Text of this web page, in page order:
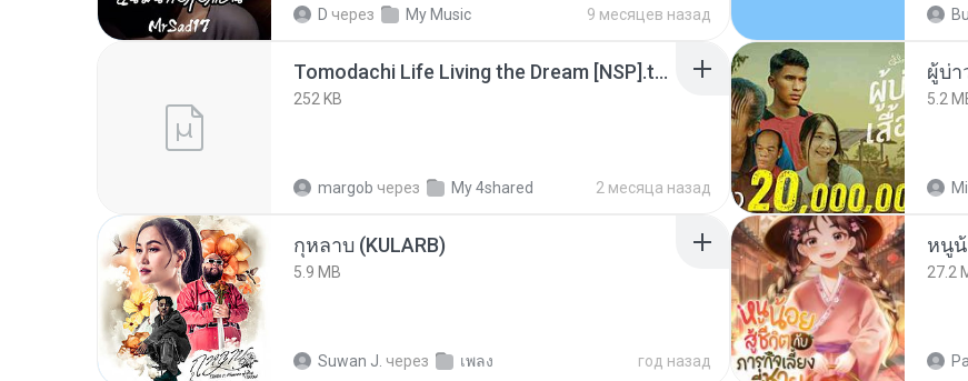
D через My Music 9 месяцев назад
Tomodachi Life Living the Dream [NSP].torrent
252 KB
margob через My 4shared 2 месяца назад
ผู้บ่า
5.2
กุหลาบ (KULARB)
5.9 MB
Suwan J. через เพลง год назад
หนู
27.2